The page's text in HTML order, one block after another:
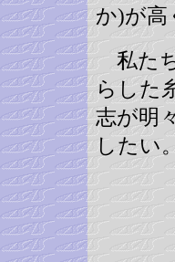
か)が高
私たち
らした
志が明
したい